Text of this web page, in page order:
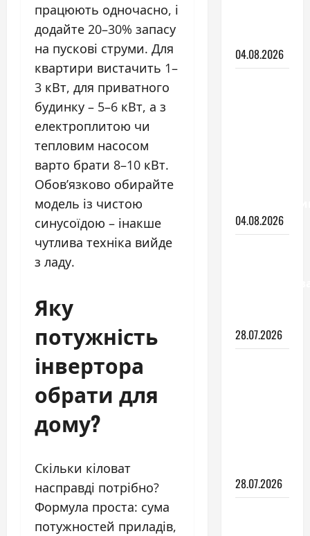
працюють одночасно, і
додайте 20–30% запасу
на пускові струми. Для
квартири вистачить 1–
3 кВт, для приватного
будинку – 5–6 кВт, а з
електроплитою чи
тепловим насосом
варто брати 8–10 кВт.
Обов’язково обирайте
модель із чистою
синусоїдою – інакше
чутлива техніка вийде
з ладу.
Яку
потужність
інвертора
обрати для
дому?
Скільки кіловат
насправді потрібно?
Формула проста: сума
потужностей приладів,
04.08.2026
04.08.2026
28.07.2026
28.07.2026